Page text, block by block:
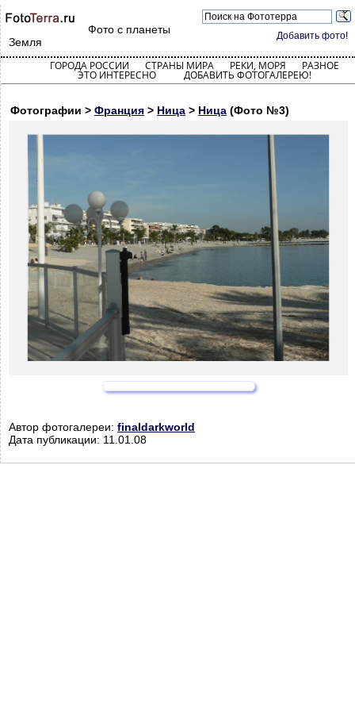
Добавить фото!
Фото с планеты
Земля
ГОРОДА РОССИИ СТРАНЫ МИРА РЕКИ, МОРЯ РАЗНОЕ
ЭТО ИНТЕРЕСНО ДОБАВИТЬ ФОТОГАЛЕРЕЮ!
Фотографии > Франция > Ница > Ница (Фото №3)
Автор фотогалереи: finaldarkworld
Дата публикации: 11.01.08